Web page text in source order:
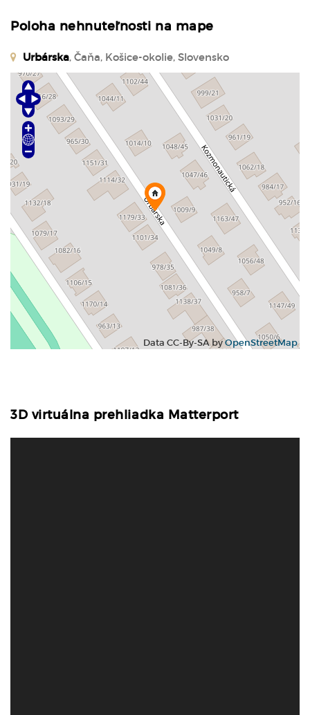
Poloha nehnuteľnosti na mape
Urbárska, Čaňa, Košice-okolie, Slovensko
Data CC-By-SA byOpenStreetMap
3D virtuálna prehliadka Matterport